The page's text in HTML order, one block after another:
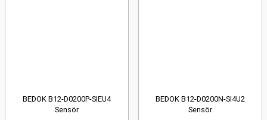
BEDOK B12-D0200P-SIEU4
Sensör
BEDOK B12-D0200N-SI4U2
Sensör